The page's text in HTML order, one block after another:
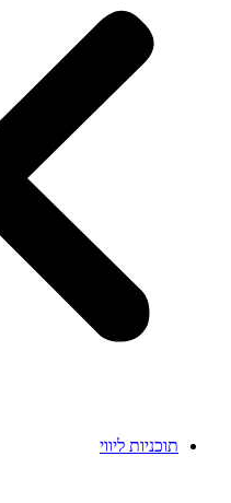
תוכניות ליווי